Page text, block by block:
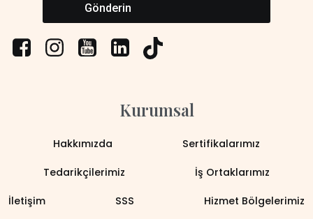
Gönderin
Kurumsal
Hakkımızda Sertifikalarımız
Tedarikçilerimiz İş Ortaklarımız
İletişim SSS Hizmet Bölgelerimiz